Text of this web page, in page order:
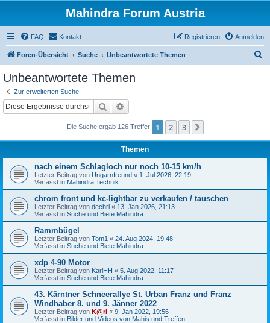
Mahindra Forum Austria
FAQ Kontakt Anmelden
Registrieren
Foren-Übersicht Suche Unbeantwortete Themen
Unbeantwortete Themen
Zur erweiterten Suche
Suche
Die Suche ergab 126 Treffer 1 2 3
Themen
nach einem Schlagloch nur noch 10-15 km/h
Letzter Beitrag von Ungarnfreund « 1. Jul 2026, 22:19
Verfasst in Mahindra Technik
chrom front und kc-lightbar zu verkaufen / tauschen
Letzter Beitrag von dechri « 13. Jan 2026, 21:13
Verfasst in Suche und Biete Mahindra
Rammbügel
Letzter Beitrag von Tom1 « 24. Aug 2024, 19:48
Verfasst in Suche und Biete Mahindra
xdp 4-90 Motor
Letzter Beitrag von KarlHH « 5. Aug 2022, 11:17
Verfasst in Suche und Biete Mahindra
43. Kärntner Schneerallye St. Urban Franz und Franz
Windhaber 8. und 9. Jänner 2022
Letzter Beitrag von K@rl « 9. Jan 2022, 19:56
Verfasst in Bilder und Videos von Mahis und Treffen